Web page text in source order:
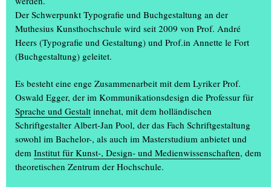
Ausstellung »KUNST HEFTE« im spce
Der Schwerpunkt Typografie und Buchgestaltung an der
Muthesius Kunsthochschule wird seit 2009 von Prof. André
Heers (Typografie und Gestaltung) und Prof.in Annette le Fort
(Buchgestaltung) geleitet.
Es besteht eine enge Zusammenarbeit mit dem Lyriker Prof.
Oswald Egger, der im Kommunikationsdesign die Professur für
Sprache und Gestalt innehat, mit dem holländischen
Schriftgestalter Albert-Jan Pool, der das Fach Schriftgestaltung
sowohl im Bachelor-, als auch im Masterstudium anbietet und
dem Institut für Kunst-, Design- und Medienwissenschaften, dem
theoretischen Zentrum der Hochschule.